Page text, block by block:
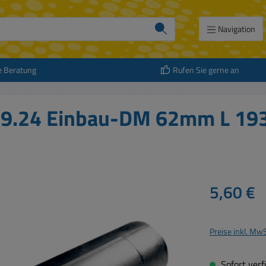
Navigation
Beratung Rufen Sie gerne an
Einbau-DM 62mm L
Regulärer Preis:
5,60 €
Preise inkl.